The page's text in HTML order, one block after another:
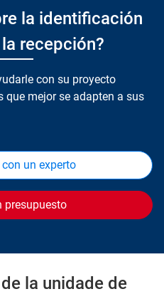
la identificación
recepción?
con su proyecto
que mejor se adapten a sus
un experto
presupuesto
la unidade de